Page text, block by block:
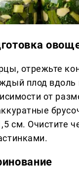
отрежьте
плод вдоль
от
см. Очистите